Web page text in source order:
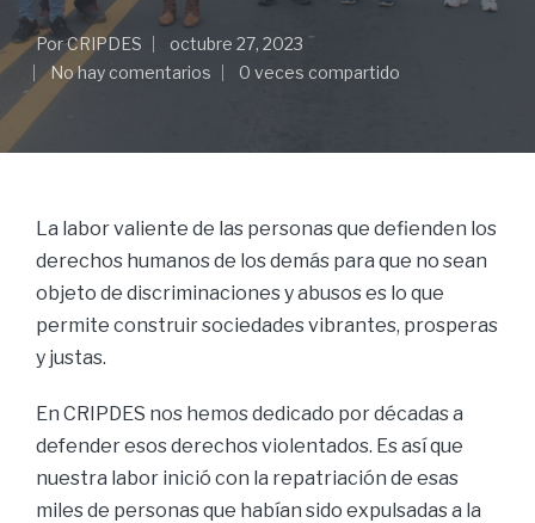
PorCRIPDES
octubre 27, 2023
No hay comentarios
0 veces compartido
La labor valiente de las personas que defienden los
derechos humanos de los demás para que no sean
objeto de discriminaciones y abusos es lo que
permite construir sociedades vibrantes, prosperas
y justas.
En CRIPDES nos hemos dedicado por décadas a
defender esos derechos violentados. Es así que
nuestra labor inició con la repatriación de esas
miles de personas que habían sido expulsadas a la